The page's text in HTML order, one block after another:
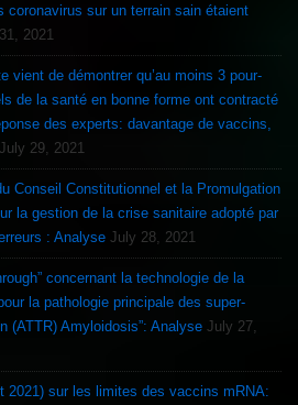
sur un terrain sain étaient
2021
vient de démontrer qu’au moins 3 pour-
de la santé en bonne forme ont contracté
des experts: davantage de vaccins,
July 29, 2021
Conseil Constitutionnel et la Promulgation
la gestion de la crise sanitaire adopté par
: Analyse July 28, 2021
concernant la technologie de la
la pathologie principale des super-
(ATTR) Amyloidosis”: Analyse July 27,
2021) sur les limites des vaccins mRNA: